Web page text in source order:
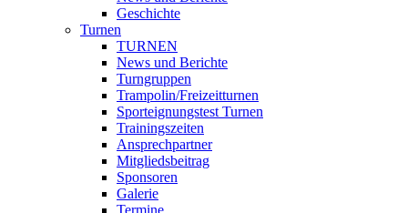
Geschichte
Turnen
TURNEN
News und Berichte
Turngruppen
Trampolin/Freizeitturnen
Sporteignungstest Turnen
Trainingszeiten
Ansprechpartner
Mitgliedsbeitrag
Sponsoren
Galerie
Termine